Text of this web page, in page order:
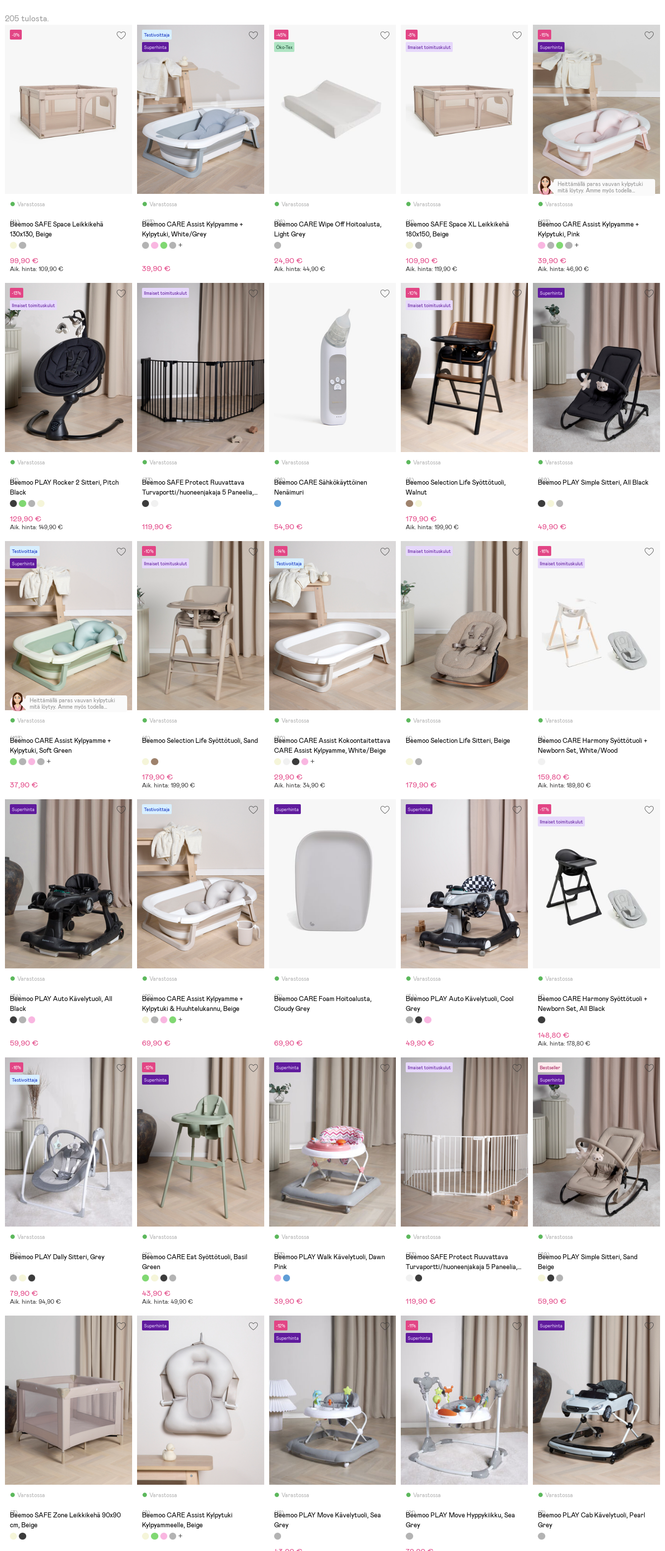
205 tulosta.
-9%
Varastossa
(14)
Beemoo SAFE Space Leikkikehä
130x130, Beige
99,90 €
Aik. hinta: 109,90 €
Testivoittaja
Superhinta
Varastossa
(123)
Beemoo CARE Assist Kylpyamme +
Kylpytuki, White/Grey
39,90 €
-45%
Öko-Tex
Varastossa
(26)
Beemoo CARE Wipe Off Hoitoalusta,
Light Grey
24,90 €
Aik. hinta: 44,90 €
-8%
Ilmaiset toimituskulut
Varastossa
(11)
Beemoo SAFE Space XL Leikkikehä
180x150, Beige
109,90 €
Aik. hinta: 119,90 €
-15%
Superhinta
Varastossa
Heittämällä paras vauvan kylpytuki
mitä löytyy. Amme myös todella
vie tilaa kylpyhuoneessa. 👌🏻
(123)
Beemoo CARE Assist Kylpyamme +
Kylpytuki, Pink
39,90 €
Aik. hinta: 46,90 €
-13%
Ilmaiset toimituskulut
Varastossa
(11)
Beemoo PLAY Rocker 2 Sitteri, Pitch
Black
129,90 €
Aik. hinta: 149,90 €
Ilmaiset toimituskulut
Varastossa
(33)
Beemoo SAFE Protect Ruuvattava
Turvaportti/huoneenjakaja 5 Paneelia,
Musta
119,90 €
Varastossa
(26)
Beemoo CARE Sähkökäyttöinen
Nenäimuri
54,90 €
-10%
Ilmaiset toimituskulut
Varastossa
(6)
Beemoo Selection Life Syöttötuoli,
Walnut
179,90 €
Aik. hinta: 199,90 €
Superhinta
Varastossa
(69)
Beemoo PLAY Simple Sitteri, All Black
49,90 €
Testivoittaja
Superhinta
Varastossa
Heittämällä paras vauvan kylpytuki
mitä löytyy. Amme myös todella
vie tilaa kylpyhuoneessa. 👌🏻
(123)
Beemoo CARE Assist Kylpyamme +
Kylpytuki, Soft Green
37,90 €
-10%
Ilmaiset toimituskulut
Varastossa
(6)
Beemoo Selection Life Syöttötuoli, Sand
179,90 €
Aik. hinta: 199,90 €
-14%
Testivoittaja
Varastossa
(30)
Beemoo CARE Assist Kokoontaitettava
CARE Assist Kylpyamme, White/Beige
29,90 €
Aik. hinta: 34,90 €
Ilmaiset toimituskulut
Varastossa
(1)
Beemoo Selection Life Sitteri, Beige
179,90 €
-16%
Ilmaiset toimituskulut
Varastossa
(4)
Beemoo CARE Harmony Syöttötuoli +
Newborn Set, White/Wood
159,80 €
Aik. hinta: 189,80 €
Superhinta
Varastossa
(54)
Beemoo PLAY Auto Kävelytuoli, All
Black
59,90 €
Testivoittaja
Varastossa
(29)
Beemoo CARE Assist Kylpyamme +
Kylpytuki & Huuhtelukannu, Beige
69,90 €
Superhinta
Varastossa
(0)
Beemoo CARE Foam Hoitoalusta,
Cloudy Grey
69,90 €
Superhinta
Varastossa
(54)
Beemoo PLAY Auto Kävelytuoli, Cool
Grey
49,90 €
-17%
Ilmaiset toimituskulut
Varastossa
(1)
Beemoo CARE Harmony Syöttötuoli +
Newborn Set, All Black
148,80 €
Aik. hinta: 178,80 €
-16%
Testivoittaja
Varastossa
(45)
Beemoo PLAY Dally Sitteri, Grey
79,90 €
Aik. hinta: 94,90 €
-12%
Superhinta
Varastossa
(21)
Beemoo CARE Eat Syöttötuoli, Basil
Green
43,90 €
Aik. hinta: 49,90 €
Superhinta
Varastossa
(33)
Beemoo PLAY Walk Kävelytuoli, Dawn
Pink
39,90 €
Ilmaiset toimituskulut
Varastossa
(33)
Beemoo SAFE Protect Ruuvattava
Turvaportti/huoneenjakaja 5 Paneelia,
White
119,90 €
Bestseller
Superhinta
Varastossa
(69)
Beemoo PLAY Simple Sitteri, Sand
Beige
59,90 €
Varastossa
(3)
Beemoo SAFE Zone Leikkikehä 90x90
cm, Beige
Superhinta
Varastossa
(9)
Beemoo CARE Assist Kylpytuki
Kylpyammeelle, Beige
-12%
Superhinta
Varastossa
(18)
Beemoo PLAY Move Kävelytuoli, Sea
Grey
-11%
Superhinta
Varastossa
(21)
Beemoo PLAY Move Hyppykiikku, Sea
Grey
Superhinta
Varastossa
(2)
Beemoo PLAY Cab Kävelytuoli, Pearl
Grey